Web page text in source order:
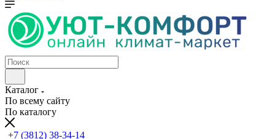
Каталог
По всему сайту
По каталогу
+7 (3812) 38-34-14